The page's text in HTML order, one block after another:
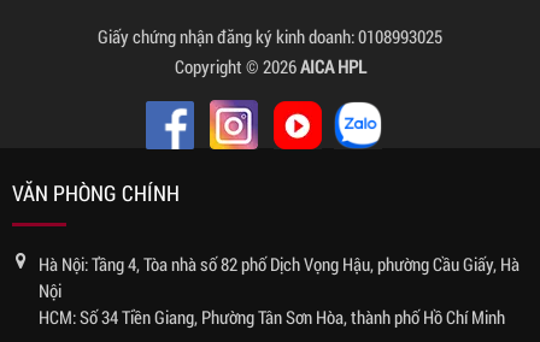
Giấy chứng nhận đăng ký kinh doanh: 0108993025
Copyright © 2026AICA HPL
VĂN PHÒNG CHÍNH
Hà Nội: Tầng 4, Tòa nhà số 82 phố Dịch Vọng Hậu, phường Cầu Giấy, Hà
Nội
HCM: Số 34 Tiền Giang, Phường Tân Sơn Hòa, thành phố Hồ Chí Minh